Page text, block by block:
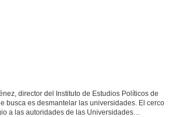
director del Instituto de Estudios Políticos de
busca es desmantelar las universidades. El cerco
a las autoridades de las Universidades